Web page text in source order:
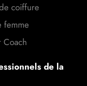
coiffure
femme
Coach
de la